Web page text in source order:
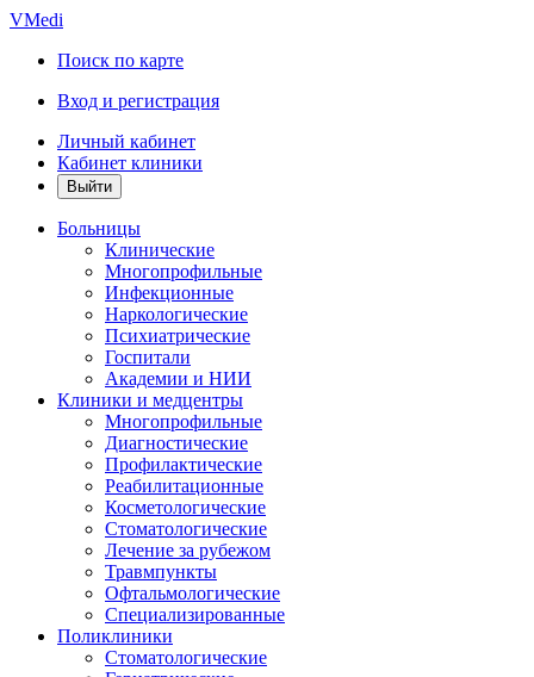
VMedi
Поиск по карте
Вход и регистрация
Личный кабинет
Кабинет клиники
Больницы
Клинические
Многопрофильные
Инфекционные
Наркологические
Психиатрические
Госпитали
Академии и НИИ
Клиники и медцентры
Многопрофильные
Диагностические
Профилактические
Реабилитационные
Косметологические
Стоматологические
Лечение за рубежом
Травмпункты
Офтальмологические
Специализированные
Поликлиники
Стоматологические